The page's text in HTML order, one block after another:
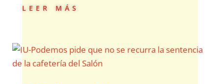
leer más